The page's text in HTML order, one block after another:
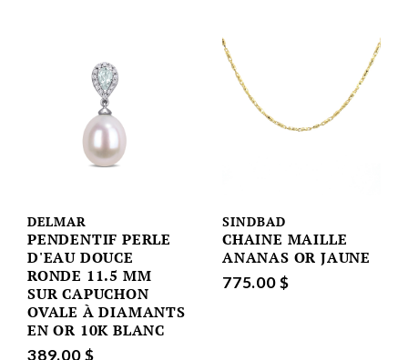
DELMAR
PENDENTIF PERLE
D'EAU DOUCE
RONDE 11.5 MM
SUR CAPUCHON
OVALE À DIAMANTS
EN OR 10K BLANC
389.00 $
SINDBAD
CHAINE MAILLE
ANANAS OR JAUNE
775.00 $